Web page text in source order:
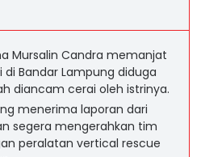
Mursalin Candra memanjat
Bandar Lampung diduga
diancam cerai oleh istrinya.
menerima laporan dari
segera mengerahkan tim
peralatan vertical rescue